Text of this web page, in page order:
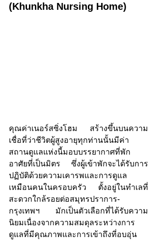
(Khunkha Nursing Home)
คุณค่าเนอร์สซิ่งโฮม สร้างขึ้นบนความ
เชื่อที่ว่าชีวิตผู้สูงอายุทุกท่านนั้นมีค่า
สถานดูแลแห่งนี้มอบบรรยากาศที่พัก
อาศัยที่เป็นมิตร ซึ่งผู้เข้าพักจะได้รับการ
ปฏิบัติด้วยความเคารพและการดูแล
เหมือนคนในครอบครัว ตั้งอยู่ในทำเลที่
สะดวกใกล้รอยต่อสมุทรปราการ-
กรุงเทพฯ มักเป็นตัวเลือกที่ได้รับความ
นิยมเนื่องจากความสมดุลระหว่างการ
ดูแลที่มีคุณภาพและการเข้าถึงที่อบอุ่น